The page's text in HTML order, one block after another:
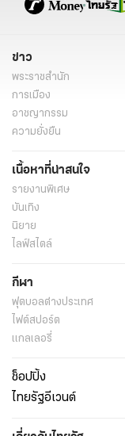
ข่าว
พระราชสำนัก
การเมือง
อาชญากรรม
ความยั่งยืน
เนื้อหาที่น่าสนใจ
รายงานพิเศษ
บันเทิง
นิยาย
ไลฟ์สไตล์
กีฬา
ฟุตบอลต่่างประเทศ
ไฟต์สปอร์ต
แกลเลอรี่
ช็อปปิ้ง
ไทยรัฐอีเวนต์